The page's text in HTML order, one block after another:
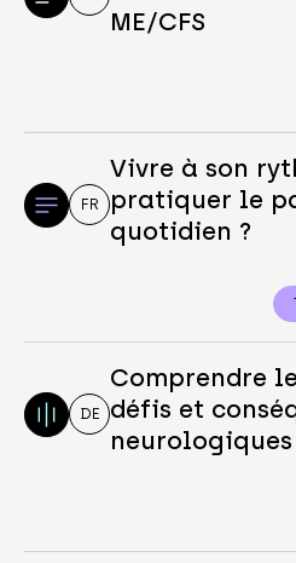
ME/CFS
FR
Vivre à son
pratiquer le
quotidien ?
DE
Comprendre
défis et
neurologiques